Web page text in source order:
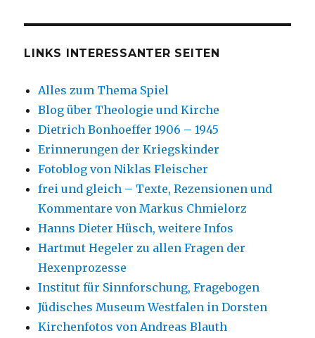
LINKS INTERESSANTER SEITEN
Alles zum Thema Spiel
Blog über Theologie und Kirche
Dietrich Bonhoeffer 1906 – 1945
Erinnerungen der Kriegskinder
Fotoblog von Niklas Fleischer
frei und gleich – Texte, Rezensionen und
Kommentare von Markus Chmielorz
Hanns Dieter Hüsch, weitere Infos
Hartmut Hegeler zu allen Fragen der
Hexenprozesse
Institut für Sinnforschung, Fragebogen
Jüdisches Museum Westfalen in Dorsten
Kirchenfotos von Andreas Blauth